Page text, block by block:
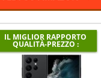
IL MIGLIOR RAPPORTO
QUALITÀ-PREZZO :